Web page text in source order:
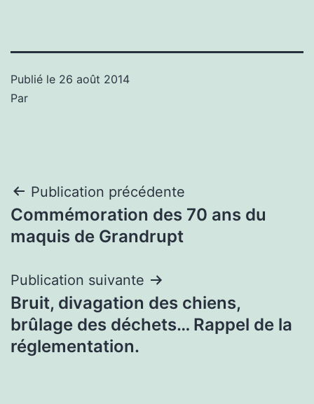
Publié le 26 août 2014
Par
Navigation
de
Publication précédente
Commémoration des 70 ans du
maquis de Grandrupt
Publication suivante
Bruit, divagation des chiens,
brûlage des déchets… Rappel de la
réglementation.